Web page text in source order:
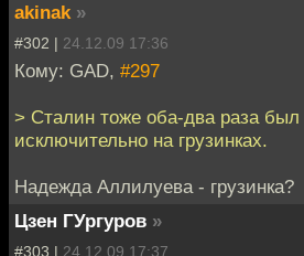
akinak »
#302 | 24.12.09 17:36
Кому: GAD, #297
> Сталин тоже оба-два раза был
исключительно на грузинках.
Надежда Аллилуева - грузинка?
Цзен ГУргуров »
#303 | 24.12.09 17:37